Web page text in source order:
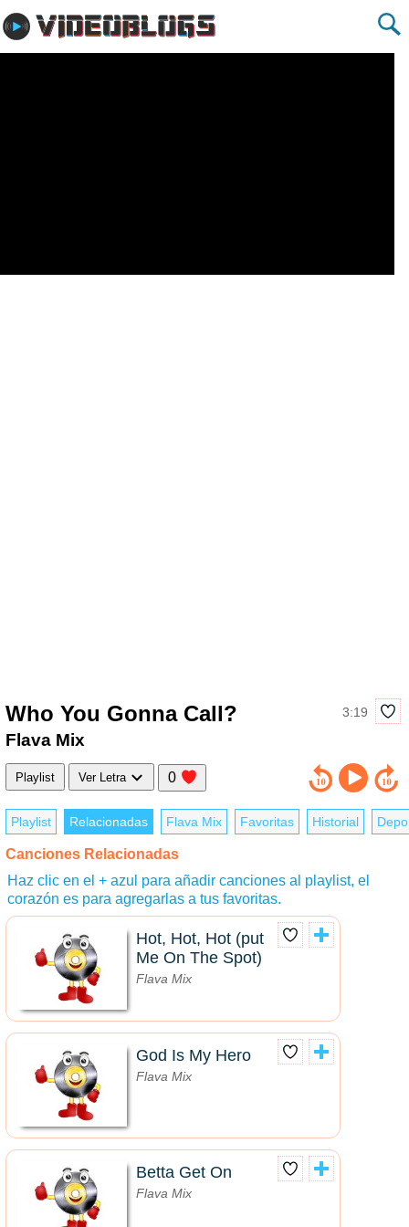
Who You Gonna Call? 3:19
Flava Mix
Playlist Ver Letra 0
Playlist Relacionadas Flava Mix Favoritas Historial
Canciones Relacionadas
Haz clic en el + azul para añadir canciones al playlist, el
corazón es para agregarlas a tus favoritas.
Hot, Hot, Hot (put
Me On The Spot)
Flava Mix
God Is My Hero
Flava Mix
Betta Get On
Flava Mix